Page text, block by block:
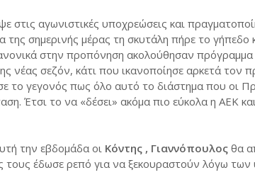
στις αγωνιστικές υποχρεώσεις και
της σημερινής μέρας τη σκυτάλη πήρε το
στην προπόνηση ακολούθησαν πρόγραμμα
νέας σεζόν, κάτι που ικανοποίησε αρκετά τον
το γεγονός πως όλο αυτό το διάστημα που οι
Έτσι το να «δέσει» ακόμα πιο εύκολα η ΑΕΚ
την εβδομάδα οι Κόντης , Γιαννόπουλος θα
τους έδωσε ρεπό για να ξεκουραστούν λόγω